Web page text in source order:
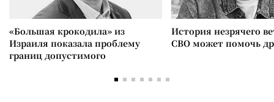
«Большая крокодила» из
Израиля показала проблему
границ допустимого
История незрячего
СВО может помочь